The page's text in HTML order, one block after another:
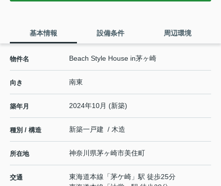
基本情報 設備条件 周辺環境
物件名 Beach Style House in茅ヶ崎
向き 南東
築年月 2024年10月 (新築)
種別 / 構造 新築一戸建 / 木造
所在地 神奈川県茅ヶ崎市美住町
交通 東海道本線 「茅ケ崎 」駅 徒歩25分